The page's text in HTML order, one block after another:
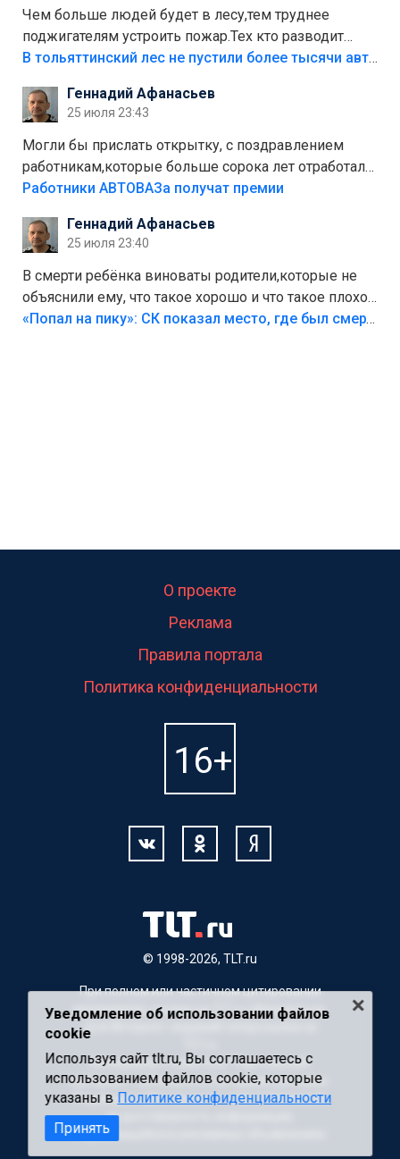
Чем больше людей будет в лесу,тем труднее
поджигателям устроить пожар.Тех кто разводит
костры,тех надо безбожно штрафовать.Камер полно
Штрафы мизерные.
В тольяттинский лес не пустили более тысячи автомобилей
Геннадий Афанасьев
25 июля 23:43
Могли бы прислать открытку, с поздравлением
работникам,которые больше сорока лет отработали
на предприятии.
Работники АВТОВАЗа получат премии
Геннадий Афанасьев
25 июля 23:40
В смерти ребёнка виноваты родители,которые не
объяснили ему, что такое хорошо и что такое плохо!
Лезть через такой забор,верх безумия,есть же
«Попал на пику»: СК показал место, где был смертельно травмирован ребенок в Тольятти
© 1998-2026, TLT.ru
О проекте
Реклама
Правила портала
Политика конфиденциальности
При полном или частичном цитировании
материалов, ссылка на TLT.ru обязательна.
Для Интернет-изданий гиперссылка на
Материалы с пометкой "Партнерский
материал" публикуются на правах рекламы.
Редакция сайта не несет ответственности
за достоверность информации,
содержащейся в рекламных объявлениях
Уведомление об использовании файлов
cookie
Используя сайт tlt.ru, Вы соглашаетесь с
использованием файлов cookie, которые
указаны в Политике конфиденциальности
Принять